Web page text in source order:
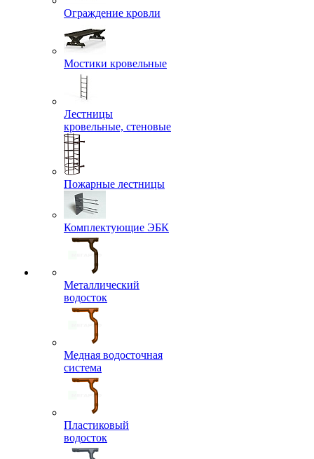
Ограждение кровли
Мостики кровельные
Лестницы
кровельные, стеновые
Пожарные лестницы
Комплектующие ЭБК
Металлический
водосток
Медная водосточная
система
Пластиковый
водосток